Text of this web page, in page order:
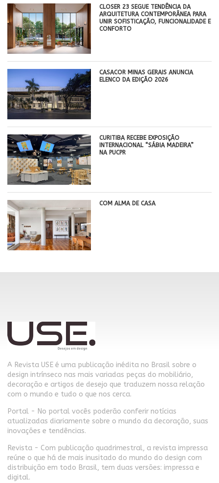
CLOSER 23 SEGUE TENDÊNCIA DA
ARQUITETURA CONTEMPORÂNEA PARA
UNIR SOFISTICAÇÃO, FUNCIONALIDADE E
CONFORTO
CASACOR MINAS GERAIS ANUNCIA
ELENCO DA EDIÇÃO 2026
CURITIBA RECEBE EXPOSIÇÃO
INTERNACIONAL “SÁBIA MADEIRA”
NA PUCPR
COM ALMA DE CASA
A Revista USE é uma publicação inédita no Brasil sobre o
design intrínseco nas mais variadas peças do mobiliário,
decoração e artigos de desejo que traduzem nossa relação
com o mundo e tudo o que nos cerca.
Portal - No portal vocês poderão conferir notícias
atualizadas diariamente sobre o mundo da decoração, suas
inovações e tendências.
Revista - Com publicação quadrimestral, a revista impressa
reúne o que há de mais inusitado do mundo do design com
distribuição em todo Brasil, tem duas versões: impressa e
digital.